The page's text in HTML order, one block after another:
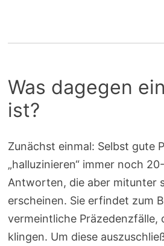
Was dagegen
ist?
Zunächst einmal: Selbst gute
„halluzinieren“ immer noch
Antworten, die aber mitunter
erscheinen. Sie erfindet zum
vermeintliche Präzedenzfälle,
klingen. Um diese